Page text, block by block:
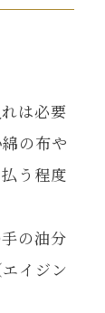
は必要
の布や
う程度
の油分
イジン